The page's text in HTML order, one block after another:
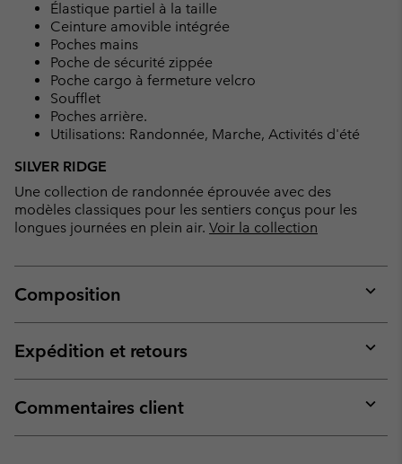
Élastique partiel à la taille
Ceinture amovible intégrée
Poches mains
Poche de sécurité zippée
Poche cargo à fermeture velcro
Soufflet
Poches arrière.
Utilisations: Randonnée, Marche, Activités d'été
SILVER RIDGE
Une collection de randonnée éprouvée avec des
modèles classiques pour les sentiers conçus pour les
longues journées en plein air. Voir la collection
Composition
or
Expédition et retours
or
Commentaires client
or